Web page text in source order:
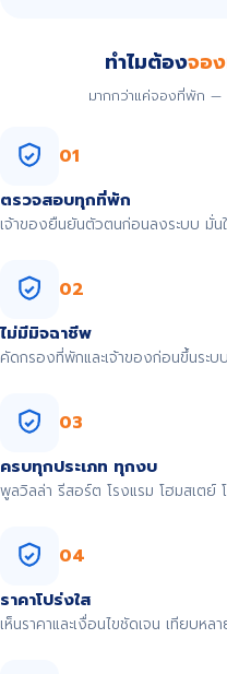
ทำไมต้องจอ
มากกว่าแค่จองที่พัก
01
ตรวจสอบทุกที่พัก
เจ้าของยืนยันตัวตนก่อนลงระบบ มั่น
02
ไม่มีมิจฉาชีพ
คัดกรองที่พักและเจ้าของก่อนขึ้นระ
03
ครบทุกประเภท ทุกงบ
พูลวิลล่า รีสอร์ต โรงแรม โฮมสเตย์
04
ราคาโปร่งใส
เห็นราคาและเงื่อนไขชัดเจน เทียบห